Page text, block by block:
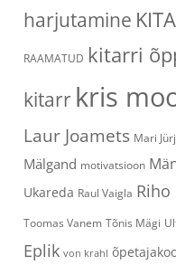
harjutamine
RAAMATUD kitarri
kitarr kris
Laur Joamets Mari
Mälgand motivatsioon
Ukareda Raul Vaigla Riho
Toomas Vanem Tõnis Mägi
Eplik von krahl